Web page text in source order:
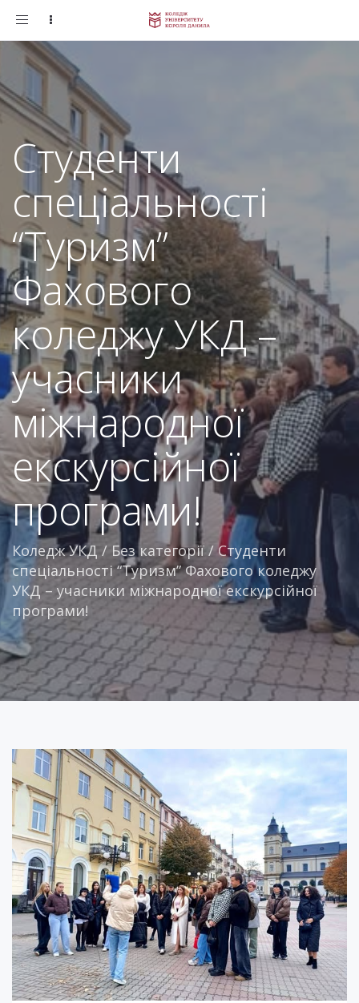
Toggle
Студенти
спеціальності
“Туризм”
Фахового
коледжу УКД –
учасники
міжнародної
екскурсійної
програми!
Коледж УКД/ Без категорії/Студенти
спеціальності “Туризм” Фахового коледжу
УКД – учасники міжнародної екскурсійної
програми!